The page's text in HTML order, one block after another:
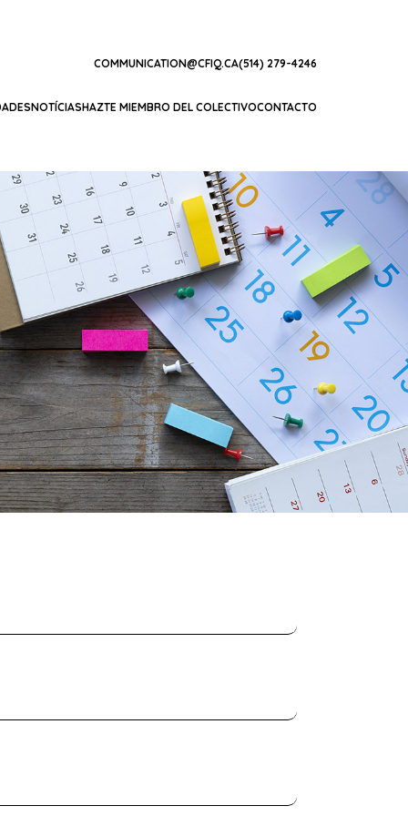
COMMUNICATION@CFIQ.CA(514) 279-4246
NOTÍCIASHAZTE MIEMBRO DEL COLECTIVOCONTACTO